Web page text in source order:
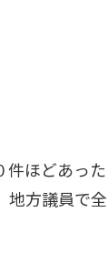
件ほどあった
地方議員で全